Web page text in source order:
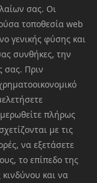
σας. Οι
τοποθεσία web
γενικής φύσης και
συνθήκες, την
σας. Πριν
πλήρως
με τις
να εξετάσετε
το επίπεδο της
και να